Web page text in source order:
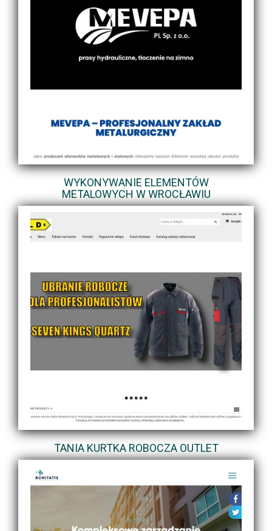
WYKONYWANIE ELEMENTÓW
METALOWYCH W WROCŁAWIU
TANIA KURTKA ROBOCZA OUTLET